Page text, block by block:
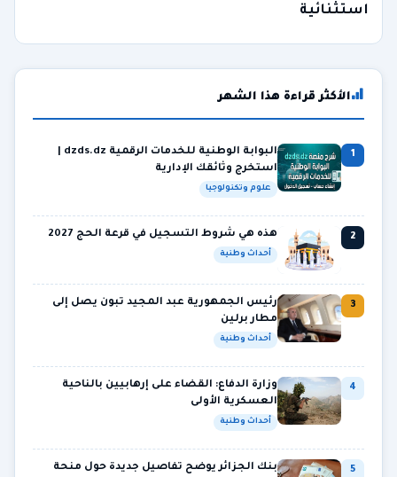
استثنائية
الأكثر قراءة هذا الشهر
1
استخرج وثائقك الإدارية
علوم وتكنولوجيا
2 هذه هي شروط التسجيل في قرعة الحج 2027
أحداث وطنية
3
رئيس الجمهورية عبد المجيد تبون يصل إلى
مطار برلين
أحداث وطنية
4
وزارة الدفاع: القضاء على إرهابيين بالناحية
العسكرية الأولى
أحداث وطنية
5
بنك الجزائر يوضح تفاصيل جديدة حول منحة